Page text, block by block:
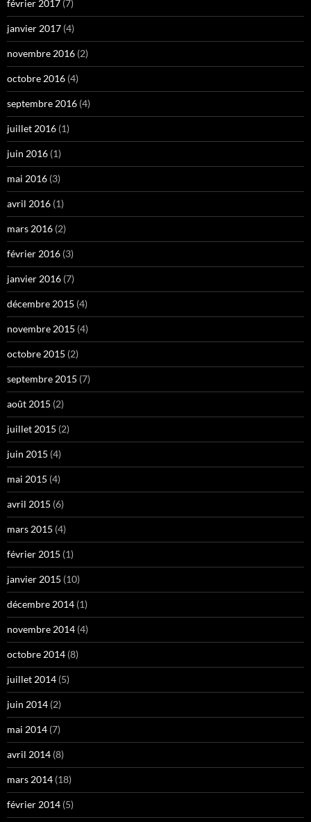
février 2017 (7)
janvier 2017 (4)
novembre 2016 (2)
octobre 2016 (4)
septembre 2016 (4)
juillet 2016 (1)
juin 2016 (1)
mai 2016 (3)
avril 2016 (1)
mars 2016 (2)
février 2016 (3)
janvier 2016 (7)
décembre 2015 (4)
novembre 2015 (4)
octobre 2015 (2)
septembre 2015 (7)
août 2015 (2)
juillet 2015 (2)
juin 2015 (4)
mai 2015 (4)
avril 2015 (6)
mars 2015 (4)
février 2015 (1)
janvier 2015 (10)
décembre 2014 (1)
novembre 2014 (4)
octobre 2014 (8)
juillet 2014 (5)
juin 2014 (2)
mai 2014 (7)
avril 2014 (8)
mars 2014 (18)
février 2014 (5)